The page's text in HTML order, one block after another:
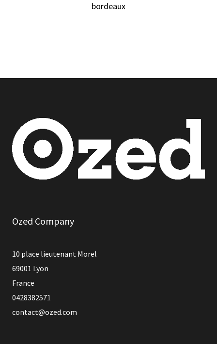
bordeaux
Ozed Company
10 place lieutenant Morel
69001 Lyon
France
0428382571
contact@ozed.com